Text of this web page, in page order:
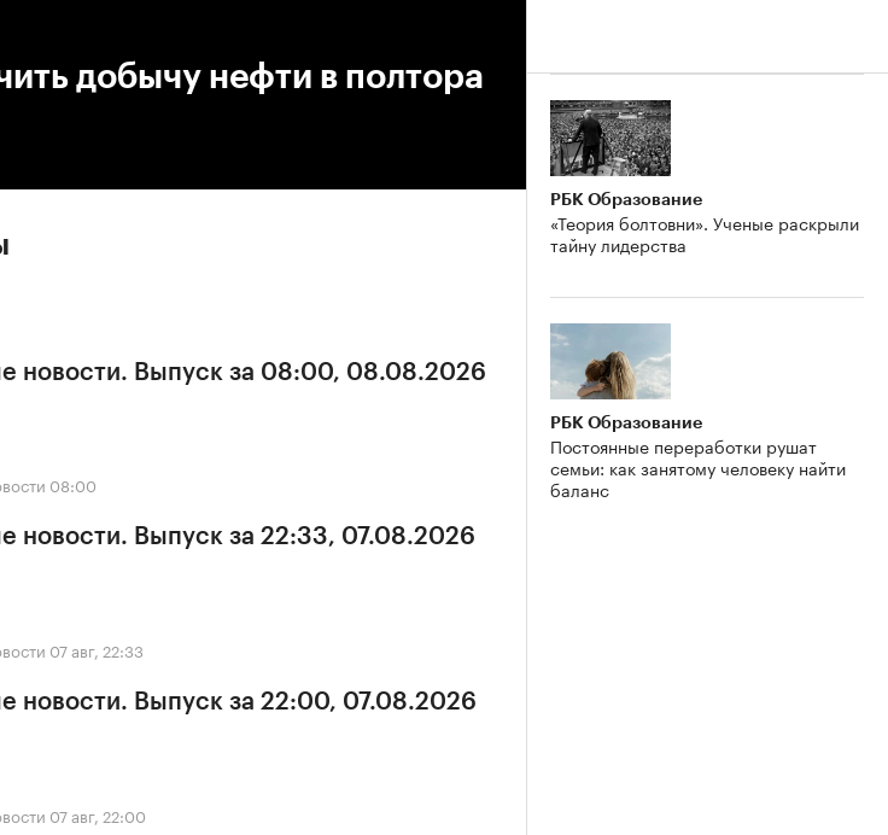
добычу нефти в полтора
новости. Выпуск за 08:00, 08.08.2026
08:00
новости. Выпуск за 22:33, 07.08.2026
07 авг, 22:33
новости. Выпуск за 22:00, 07.08.2026
07 авг, 22:00
РБК Образование
«Теория болтовни». Ученые раскрыли
тайну лидерства
РБК Образование
Постоянные переработки рушат
семьи: как занятому человеку найти
баланс